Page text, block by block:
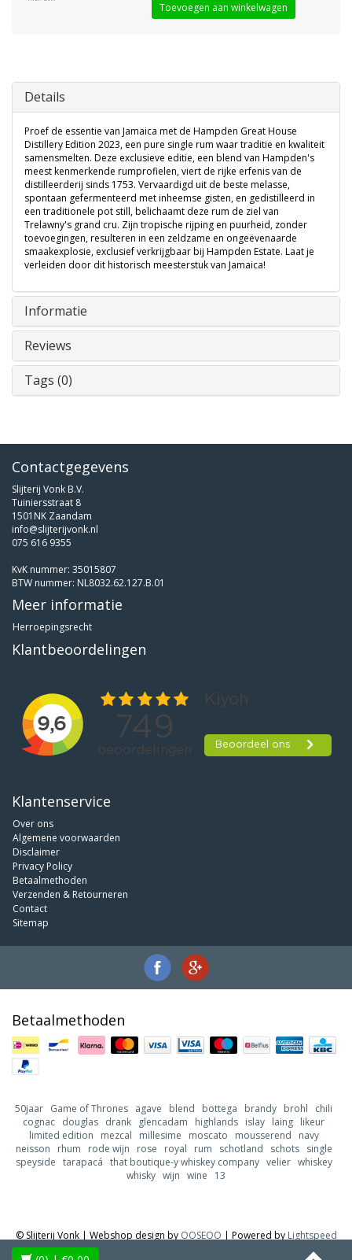
Toevoegen aan winkelwagen
Details
Proef de essentie van Jamaica met de Hampden Great House
Distillery Edition 2023, een pure single rum waar traditie en kwaliteit
samensmelten. Deze exclusieve editie, een blend van Hampden's
meest kenmerkende rumprofielen, viert de rijke erfenis van de
distilleerderij sinds 1753. Vervaardigd uit de beste melasse,
spontaan gefermenteerd met inheemse gisten, en gedistilleerd in
een traditionele pot still, belichaamt deze rum de ziel van
Trelawny's grand cru. Zijn tropische rijping en puurheid, zonder
toevoegingen, resulteren in een zeldzame en ongeëvenaarde
smaakexplosie, exclusief verkrijgbaar bij Hampden Estate. Laat je
verleiden door dit historisch meesterstuk van Jamaica!
Informatie
Reviews
Tags (0)
Contactgegevens
Slijterij Vonk B.V.
Tuiniersstraat 8
1501NK Zaandam
info@slijterijvonk.nl
075 616 9355
KvK nummer: 35015807
BTW nummer: NL8032.62.127.B.01
Meer informatie
Herroepingsrecht
Klantbeoordelingen
Klantenservice
Over ons
Algemene voorwaarden
Disclaimer
Privacy Policy
Betaalmethoden
Verzenden & Retourneren
Contact
Sitemap
Betaalmethoden
50jaar Game of Thrones agave blend bottega brandy brohl
chili
cognac douglas drank glencadam highlands islay laing likeur
limited edition
mezcal millesime moscato mousserend
navy
neisson
rhum rode wijn rose royal rum schotland schots
single
speyside tarapacá that boutique-y whiskey company velier whiskey
whisky wijn wine 13
© Slijterij Vonk | Webshop design by OOSEOO | Powered by Lightspeed